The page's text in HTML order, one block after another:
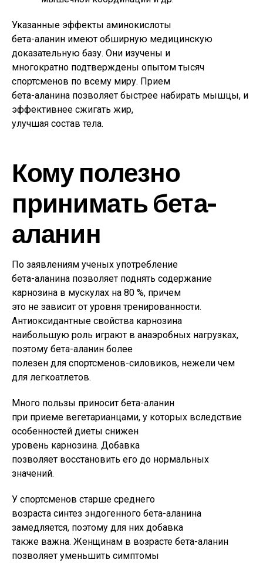
Указанные эффекты аминокислоты
бета-аланин имеют обширную медицинскую
доказательную базу. Они изучены и
многократно подтверждены опытом тысяч
спортсменов по всему миру. Прием
бета-аланина позволяет быстрее набирать мышцы, и
эффективнее сжигать жир,
улучшая состав тела.
Кому полезно
принимать бета-
аланин
По заявлениям ученых употребление
бета-аланина позволяет поднять содержание
карнозина в мускулах на 80 %, причем
это не зависит от уровня тренированности.
Антиоксидантные свойства карнозина
наибольшую роль играют в анаэробных нагрузках,
поэтому бета-аланин более
полезен для спортсменов-силовиков, нежели чем
для легкоатлетов.
Много пользы приносит бета-аланин
при приеме вегетарианцами, у которых вследствие
особенностей диеты снижен
уровень карнозина. Добавка
позволяет восстановить его до нормальных
значений.
У спортсменов старше среднего
возраста синтез эндогенного бета-аланина
замедляется, поэтому для них добавка
также важна. Женщинам в возрасте бета-аланин
позволяет уменьшить симптомы